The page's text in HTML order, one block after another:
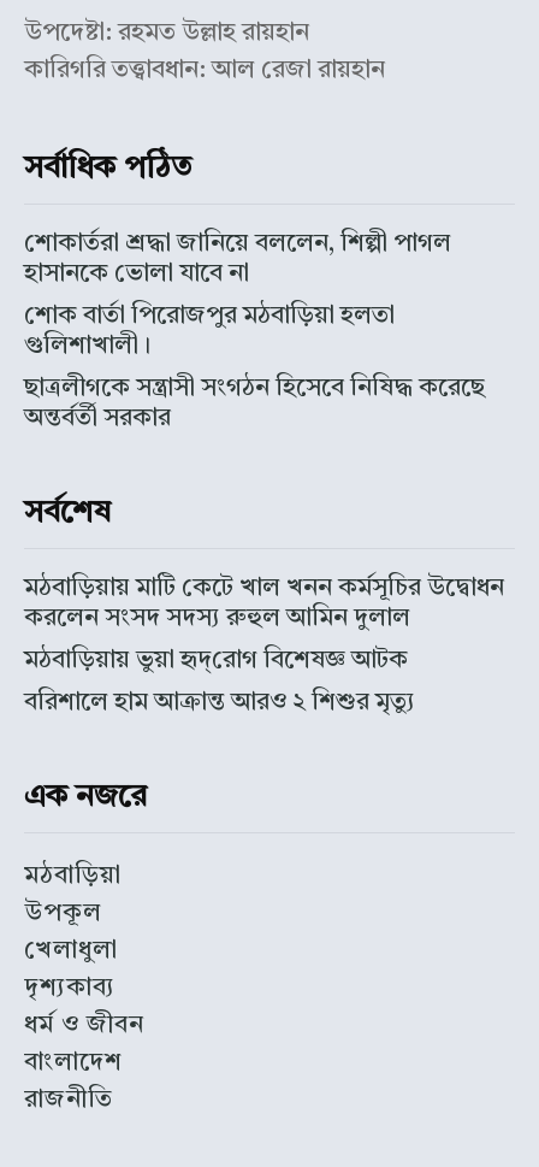
উপদেষ্টা: রহমত উল্লাহ রায়হান
কারিগরি তত্ত্বাবধান: আল রেজা রায়হান
সর্বাধিক পঠিত
শোকার্তরা শ্রদ্ধা জানিয়ে বললেন, শিল্পী পাগল
হাসানকে ভোলা যাবে না
শোক বার্তা পিরোজপুর মঠবাড়িয়া হলতা
গুলিশাখালী।
ছাত্রলীগকে সন্ত্রাসী সংগঠন হিসেবে নিষিদ্ধ করেছে
অন্তর্বর্তী সরকার
সর্বশেষ
মঠবাড়িয়ায় মাটি কেটে খাল খনন কর্মসূচির উদ্বোধন
করলেন সংসদ সদস্য রুহুল আমিন দুলাল
মঠবাড়িয়ায় ভুয়া হৃদ্‌রোগ বিশেষজ্ঞ আটক
বরিশালে হাম আক্রান্ত আরও ২ শিশুর মৃত্যু
এক নজরে
মঠবাড়িয়া
উপকূল
খেলাধুলা
দৃশ্যকাব্য
ধর্ম ও জীবন
বাংলাদেশ
রাজনীতি